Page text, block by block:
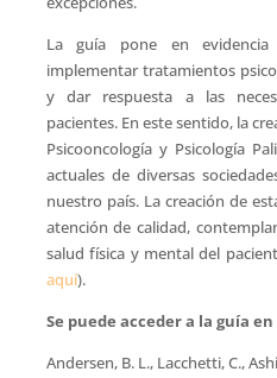
La guía pone en
implementar tratamientos
y dar respuesta a las
pacientes. En este sentido, la
Psicooncología y Psicología
actuales de diversas
nuestro país. La creación de
atención de calidad,
salud física y mental del
aquí).
Se puede acceder a la guía
Andersen, B. L., Lacchetti, C.,